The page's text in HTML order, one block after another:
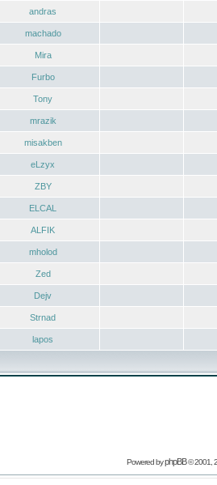
andras
machado
Mira
Furbo
Tony
mrazik
misakben
eLzyx
ZBY
ELCAL
ALFIK
mholod
Zed
Dejv
Strnad
lapos
Powered byphpBB© 2001,